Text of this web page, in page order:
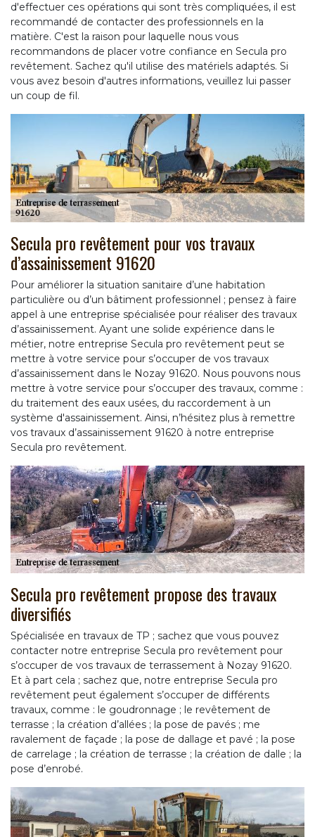
d'effectuer ces opérations qui sont très compliquées, il est
recommandé de contacter des professionnels en la
matière. C'est la raison pour laquelle nous vous
recommandons de placer votre confiance en Secula pro
revêtement. Sachez qu'il utilise des matériels adaptés. Si
vous avez besoin d'autres informations, veuillez lui passer
un coup de fil.
Secula pro revêtement pour vos travaux
d’assainissement 91620
Pour améliorer la situation sanitaire d’une habitation
particulière ou d’un bâtiment professionnel ; pensez à faire
appel à une entreprise spécialisée pour réaliser des travaux
d’assainissement. Ayant une solide expérience dans le
métier, notre entreprise Secula pro revêtement peut se
mettre à votre service pour s’occuper de vos travaux
d’assainissement dans le Nozay 91620. Nous pouvons nous
mettre à votre service pour s’occuper des travaux, comme :
du traitement des eaux usées, du raccordement à un
système d'assainissement. Ainsi, n’hésitez plus à remettre
vos travaux d’assainissement 91620 à notre entreprise
Secula pro revêtement.
Secula pro revêtement propose des travaux
diversifiés
Spécialisée en travaux de TP ; sachez que vous pouvez
contacter notre entreprise Secula pro revêtement pour
s’occuper de vos travaux de terrassement à Nozay 91620.
Et à part cela ; sachez que, notre entreprise Secula pro
revêtement peut également s’occuper de différents
travaux, comme : le goudronnage ; le revêtement de
terrasse ; la création d’allées ; la pose de pavés ; me
ravalement de façade ; la pose de dallage et pavé ; la pose
de carrelage ; la création de terrasse ; la création de dalle ; la
pose d’enrobé.